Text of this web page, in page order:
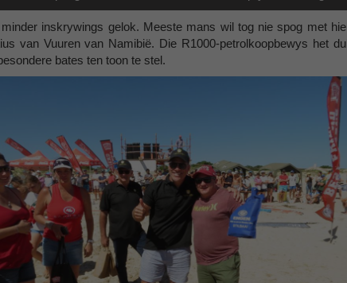
inskrywings gelok. Meeste mans wil tog nie spog met
van Vuuren van Namibië. Die R1000-petrolkoopbewys het
bates ten toon te stel.